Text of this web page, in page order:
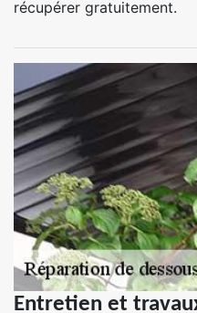
récupérer gratuitement.
Entretien et